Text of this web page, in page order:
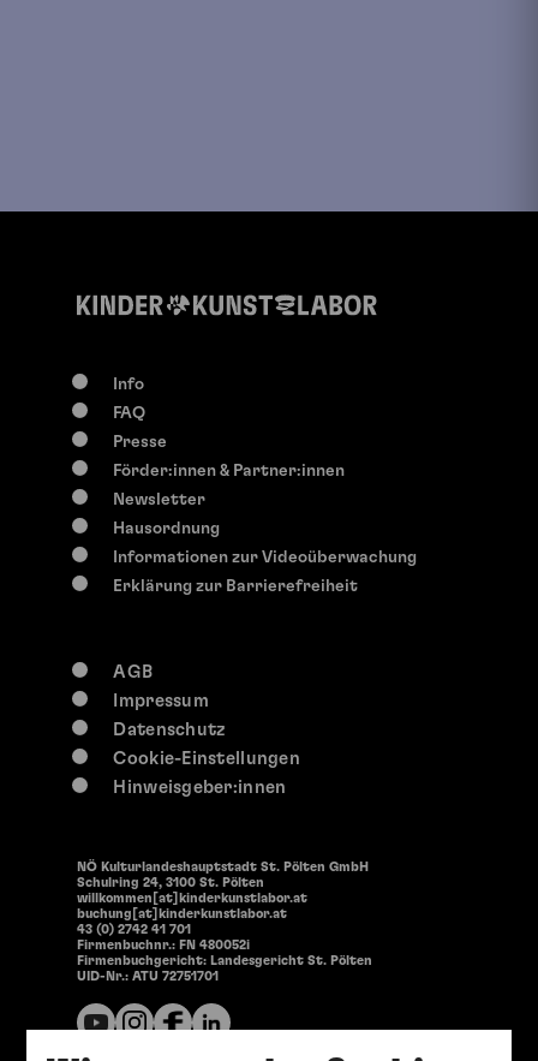
Info
FAQ
Presse
Förder:innen & Partner:innen
Newsletter
Hausordnung
Informationen zur Videoüberwachung
Erklärung zur Barrierefreiheit
NÖ Kulturlandeshauptstadt St. Pölten GmbH
Schulring 24, 3100 St. Pölten
willkommen[at]kinderkunstlabor.at
buchung[at]kinderkunstlabor.at
43 (0) 2742 41 701
Firmenbuchnr.: FN 480052i
Firmenbuchgericht: Landesgericht St. Pölten
UID-Nr.: ATU 72751701
AGB
Impressum
Datenschutz
Cookie-Einstellungen
Hinweisgeber:innen